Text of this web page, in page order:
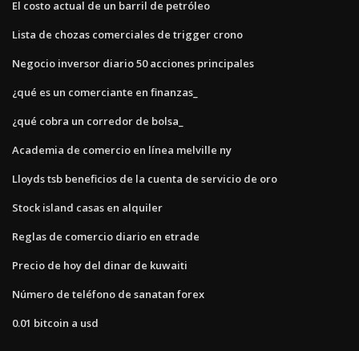
El costo actual de un barril de petróleo
Lista de chozas comerciales de trigger crono
Negocio inversor diario 50 acciones principales
¿qué es un comerciante en finanzas_
¿qué cobra un corredor de bolsa_
Academia de comercio en línea melville ny
Lloyds tsb beneficios de la cuenta de servicio de oro
Stock island casas en alquiler
Reglas de comercio diario en etrade
Precio de hoy del dinar de kuwaiti
Número de teléfono de sanatan forex
0.01 bitcoin a usd